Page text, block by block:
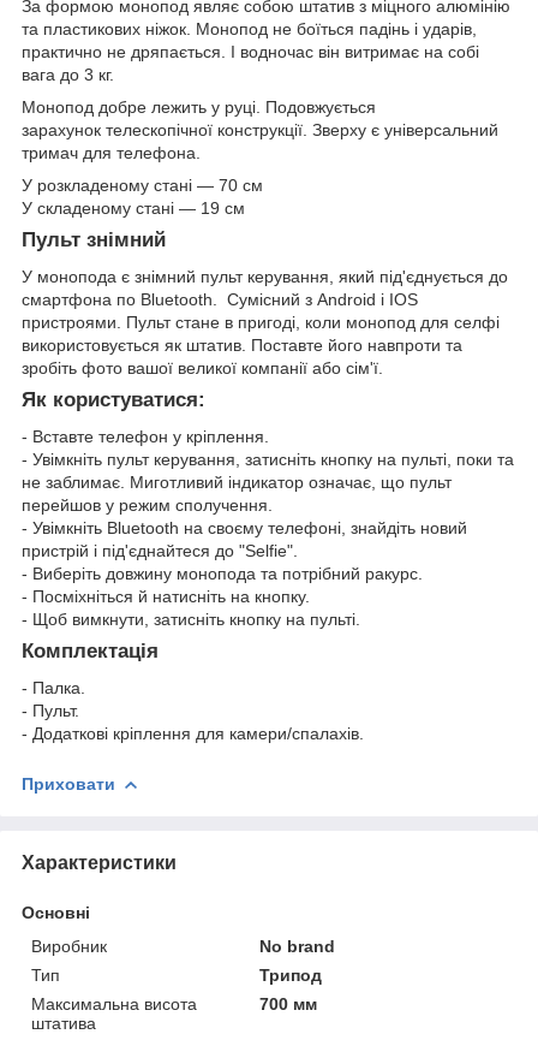
За формою монопод являє собою штатив з міцного алюмінію
та пластикових ніжок. Монопод не боїться падінь і ударів,
практично не дряпається. І водночас він витримає на собі
вага до 3 кг.
Монопод добре лежить у руці. Подовжується
зарахунок телескопічної конструкції. Зверху є універсальний
тримач для телефона.
У розкладеному стані — 70 см
У складеному стані — 19 см
Пульт знімний
У монопода є знімний пульт керування, який під'єднується до
смартфона по Bluetooth. Сумісний з Android і IOS
пристроями. Пульт стане в пригоді, коли монопод для селфі
використовується як штатив. Поставте його навпроти та
зробіть фото вашої великої компанії або сім'ї.
Як користуватися:
- Вставте телефон у кріплення.
- Увімкніть пульт керування, затисніть кнопку на пульті, поки та
не заблимає. Миготливий індикатор означає, що пульт
перейшов у режим сполучення.
- Увімкніть Bluetooth на своєму телефоні, знайдіть новий
пристрій і під'єднайтеся до "Selfie".
- Виберіть довжину монопода та потрібний ракурс.
- Посміхніться й натисніть на кнопку.
- Щоб вимкнути, затисніть кнопку на пульті.
Комплектація
- Палка.
- Пульт.
- Додаткові кріплення для камери/спалахів.
Приховати
Характеристики
Основні
Виробник
No brand
Тип
Трипод
Максимальна висота
штатива
700 мм